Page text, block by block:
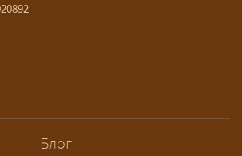
км. Точная стоимость
индивидуально:
и вес груза,
и машин
Блог